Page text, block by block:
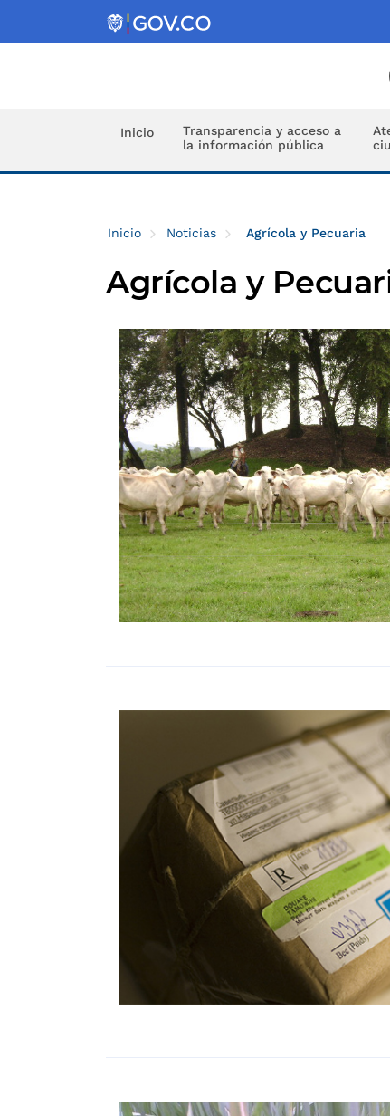
Inicio
Transparencia y acceso a
la información pública
Inicio Noticias Agrícola y Pecuaria
Agrícola y